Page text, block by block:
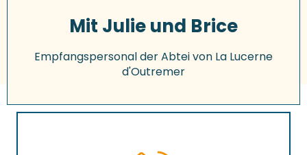
Mit Julie und Brice
Empfangspersonal der Abtei von La Lucerne
d'Outremer